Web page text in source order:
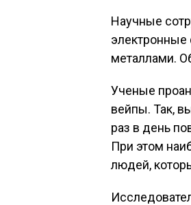
Научные
электронные
металлами.
Ученые
вейпы. Так,
раз в день
При этом
людей,